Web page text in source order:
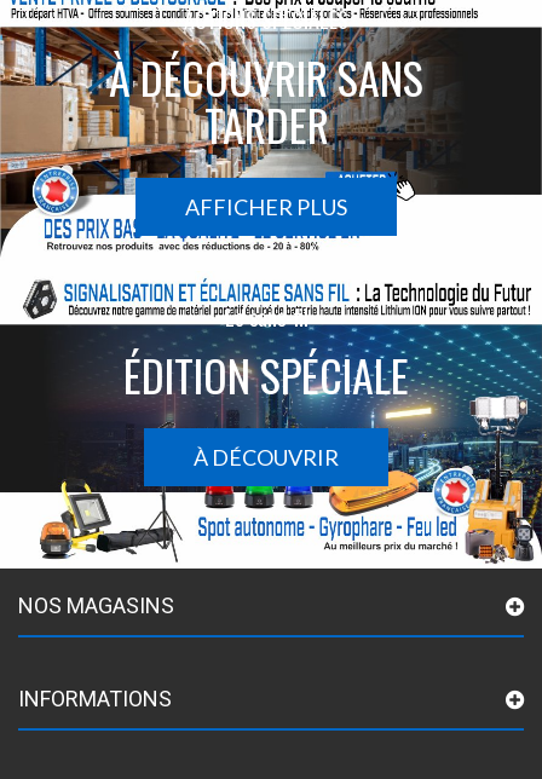
ACTIONS SPÉCIALES
À DÉCOUVRIR SANS
TARDER
AFFICHER PLUS
Le sans-fil
ÉDITION SPÉCIALE
À DÉCOUVRIR
NOS MAGASINS
INFORMATIONS